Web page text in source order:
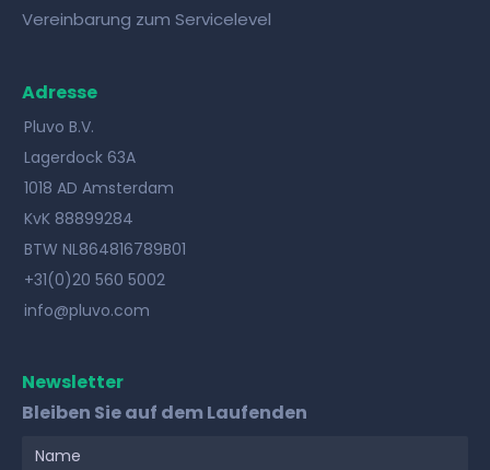
Vereinbarung zum Servicelevel
Adresse
Pluvo B.V.
Lagerdock 63A
1018 AD Amsterdam
KvK 88899284
BTW NL864816789B01
+31(0)20 560 5002
info@pluvo.com
Newsletter
Bleiben Sie auf dem Laufenden